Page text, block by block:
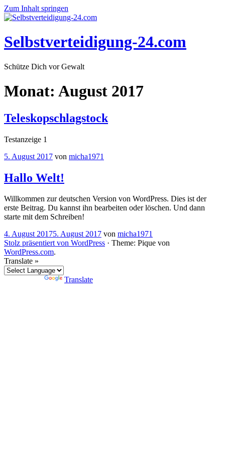
Zum Inhalt springen
Selbstverteidigung-24.com
Schütze Dich vor Gewalt
Monat: August 2017
Teleskopschlagstock
Testanzeige 1
5. August 2017 von micha1971
Hallo Welt!
Willkommen zur deutschen Version von WordPress. Dies ist der
erste Beitrag. Du kannst ihn bearbeiten oder löschen. Und dann
starte mit dem Schreiben!
4. August 20175. August 2017 von micha1971
Stolz präsentiert von WordPress · Theme: Pique von
WordPress.com.
Translate »
Translate